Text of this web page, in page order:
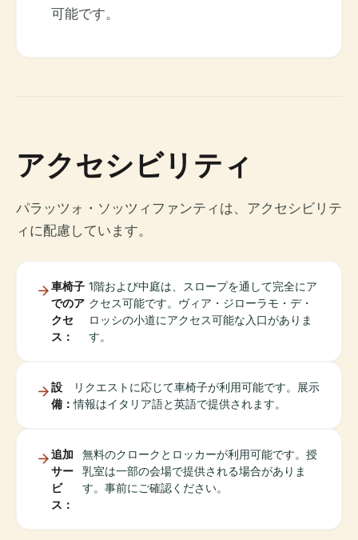
可能です。
アクセシビリティ
パラッツォ・ソッツィファンティは、アクセシビリテ
ィに配慮しています。
車椅子
でのア
クセ
ス：
1階および中庭は、スロープを通して完全にア
クセス可能です。ヴィア・ジローラモ・デ・
ロッシの小道にアクセス可能な入口がありま
す。
設
備：
リクエストに応じて車椅子が利用可能です。展示
情報はイタリア語と英語で提供されます。
追加
サー
ビ
ス：
無料のクロークとロッカーが利用可能です。授
乳室は一部の会場で提供される場合がありま
す。事前にご確認ください。